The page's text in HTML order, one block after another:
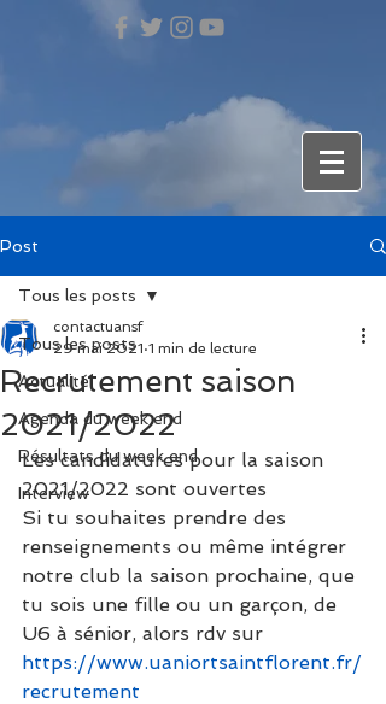
Post
Tous les posts
Actualité
Agenda du week end
Résultats du week end
Interview
Tous les posts
Recrutement saison
2021/2022
contactuansf
29 mai 2021 1 min de lecture
Les candidatures pour la saison
2021/2022 sont ouvertes
Si tu souhaites prendre des
renseignements ou même intégrer
notre club la saison prochaine, que
tu sois une fille ou un garçon, de
U6 à sénior, alors rdv sur
https://www.uaniortsaintflorent.fr/
recrutement